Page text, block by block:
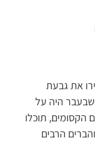
את גבעת
שבעבר היה על
הקסומים, תוכלו
הרבים